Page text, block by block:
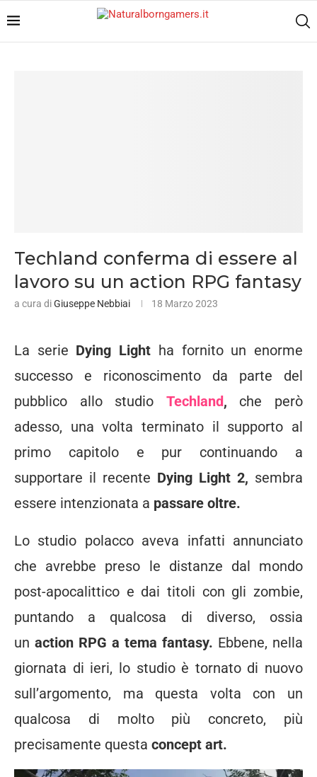
Techland conferma di essere al
lavoro su un action RPG fantasy
a cura diGiuseppe Nebbiai 18 Marzo 2023
La serie Dying Light ha fornito un enorme
successo e riconoscimento da parte del
pubblico allo studio Techland, che però
adesso, una volta terminato il supporto al
primo capitolo e pur continuando a
supportare il recente Dying Light 2, sembra
essere intenzionata a passare oltre.
Lo studio polacco aveva infatti annunciato
che avrebbe preso le distanze dal mondo
post-apocalittico e dai titoli con gli zombie,
puntando a qualcosa di diverso, ossia
un action RPG a tema fantasy. Ebbene, nella
giornata di ieri, lo studio è tornato di nuovo
sull’argomento, ma questa volta con un
qualcosa di molto più concreto, più
precisamente questa concept art.